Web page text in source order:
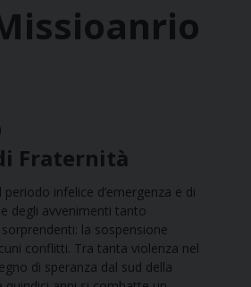
Fraternità
infelice d’emergenza e di
degli avvenimenti tanto
la sospensione
conflitti. Tra tanta violenza nel
di speranza dal sud della